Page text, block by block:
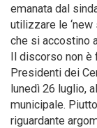
emanata dal
utilizzare le
che si accostino
Il discorso non è
Presidenti dei
lunedì 26 luglio,
municipale.
riguardante